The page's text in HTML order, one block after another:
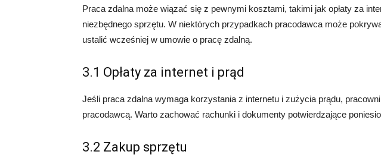
Praca zdalna może wiązać się z pewnymi kosztami, takimi jak opłaty za
niezbędnego sprzętu. W niektórych przypadkach pracodawca może
ustalić wcześniej w umowie o pracę zdalną.
3.1 Opłaty za internet i prąd
Jeśli praca zdalna wymaga korzystania z internetu i zużycia prądu,
pracodawcą. Warto zachować rachunki i dokumenty potwierdzające
3.2 Zakup sprzętu